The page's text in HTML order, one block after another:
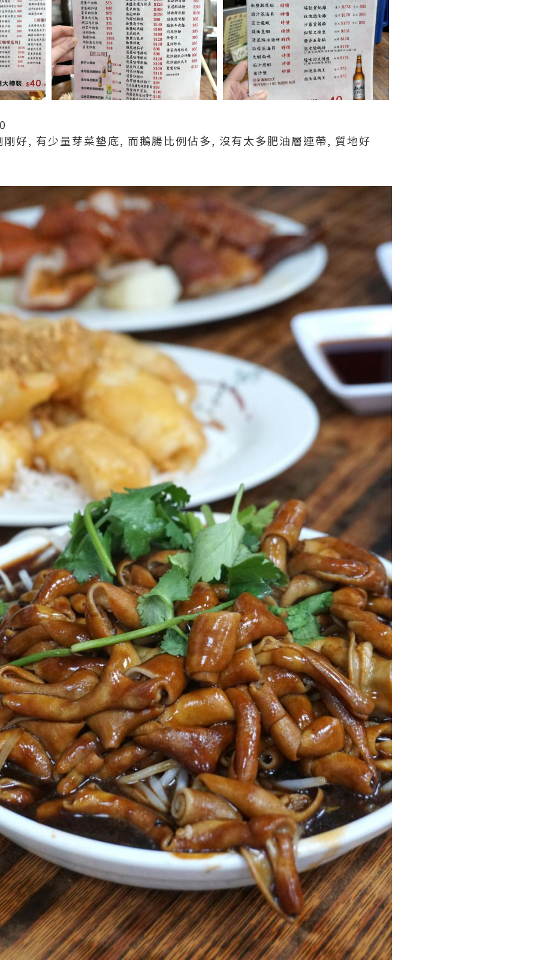
好, 有少量芽菜墊底, 而鵝腸比例佔多, 沒有太多肥油層連帶, 質地好